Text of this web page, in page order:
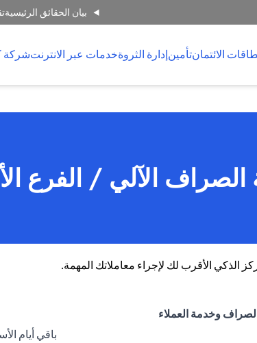
بيان الحقائق الرئيسية
الائتمانتأمينإدارة الثروةخدمات عبر الانترنتشركة
الصراف الآلي / الفرع
الذكي الأقرب لك لإجراء معاملاتك المهمة.
وخدمة العملاء
باقي أيام الأسبوع - من